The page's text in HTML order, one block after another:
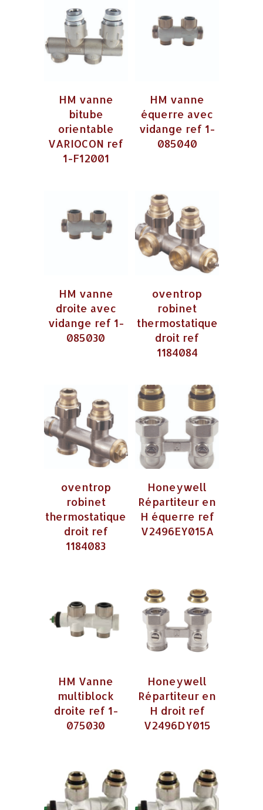
HM vanne
bitube
orientable
VARIOCON ref
1-F12001
HM vanne
équerre avec
vidange ref 1-
085040
HM vanne
droite avec
vidange ref 1-
085030
oventrop
robinet
thermostatique
droit ref
1184084
oventrop
robinet
thermostatique
droit ref
1184083
Honeywell
Répartiteur en
H équerre ref
V2496EY015A
HM Vanne
multiblock
droite ref 1-
075030
Honeywell
Répartiteur en
H droit ref
V2496DY015